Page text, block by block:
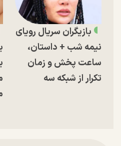
بازیگران سریال رویای
نیمه شب + داستان،
ساعت پخش و زمان
تکرار از شبکه سه